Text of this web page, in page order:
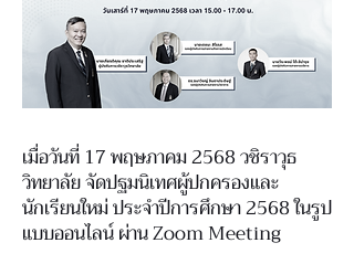
เมื่อวันที่ 17 พฤษภาคม 2568 วชิราวุธ
วิทยาลัย จัดปฐมนิเทศผู้ปกครองและ
นักเรียนใหม่ ประจำปีการศึกษา 2568 ในรูป
แบบออนไลน์ ผ่าน Zoom Meeting